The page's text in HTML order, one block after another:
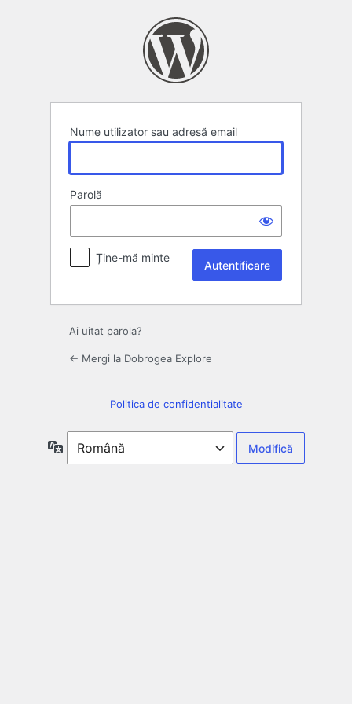
Nume utilizator sau adresă email
Parolă
Ține-mă minte
Ai uitat parola?
← Mergi la Dobrogea Explore
Politica de confidentialitate
Limbă